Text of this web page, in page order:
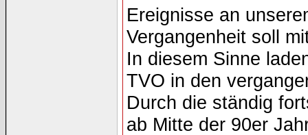
Ereignisse an
Vergangenheit soll
In diesem Sinne
TVO in den
Durch die ständig
ab Mitte der 90er